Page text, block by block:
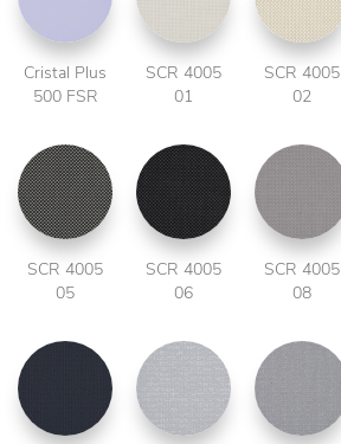
Cristal Plus
500 FSR
SCR 4005
01
SCR 4005
02
SCR 4005
05
SCR 4005
06
SCR 4005
08